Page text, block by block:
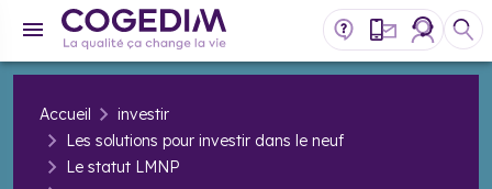
Accueil
investir
Les solutions pour investir dans le neuf
Le statut LMNP